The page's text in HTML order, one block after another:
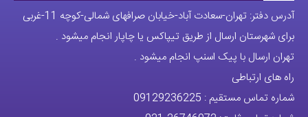
آدرس دفتر: تهران-سعادت آباد-خیابان صرافهای شمالی-کوچه 11-غربی
برای شهرستان ارسال از طریق تیپاکس یا چاپار انجام میشود .
تهران ارسال با پیک اسنپ انجام میشود .
راه های ارتباطی
شماره تماس مستقیم : 09129236225